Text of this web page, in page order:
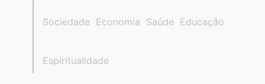
Sociedade Economia Saúde Educação
Espiritualidade